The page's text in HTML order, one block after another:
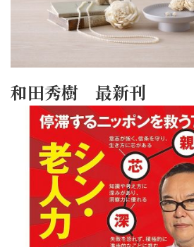
和田秀樹 最新刊